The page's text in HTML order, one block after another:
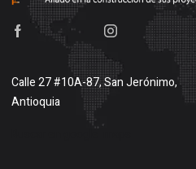
Calle 27 #10A-87, San Jerónimo,
Antioquia